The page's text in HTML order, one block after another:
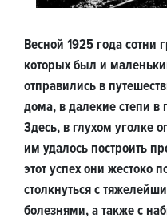
Весной 1925 года сотни
которых был и
отправились в
дома, в далекие степи
Здесь, в глухом уголке
им удалось построить
этот успех они жестоко
столкнуться с
болезнями, а также с